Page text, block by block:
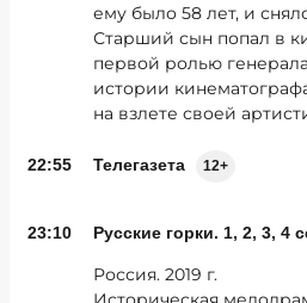
ему было 58 лет, и
Старший сын попал в
первой ролью
истории
на взлете своей
22:55 Телегазета 12+
23:10 Русские горки. 1, 2, 3, 4
Россия. 2019 г.